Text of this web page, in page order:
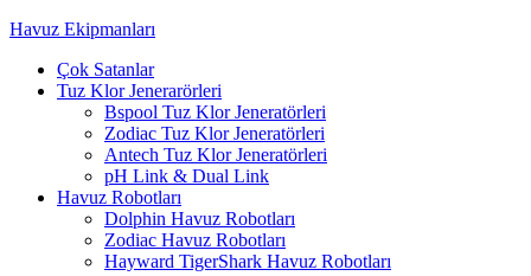
Havuz Ekipmanları
Çok Satanlar
Tuz Klor Jenerarörleri
Bspool Tuz Klor Jeneratörleri
Zodiac Tuz Klor Jeneratörleri
Antech Tuz Klor Jeneratörleri
pH Link & Dual Link
Havuz Robotları
Dolphin Havuz Robotları
Zodiac Havuz Robotları
Hayward TigerShark Havuz Robotları